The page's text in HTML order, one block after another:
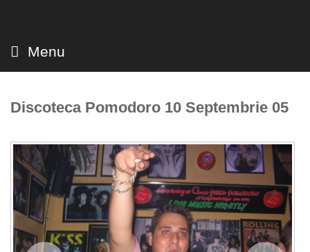
Menu
Discoteca Pomodoro 10 Septembrie 05